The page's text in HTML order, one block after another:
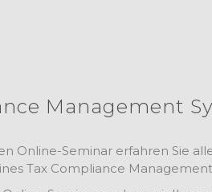
Management
Online-Seminar erfahren Sie
Tax Compliance Management